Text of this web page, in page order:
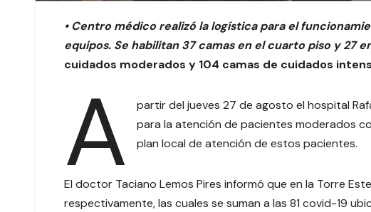
• Centro médico realizó la logística para el
equipos. Se habilitan 37 camas en el cuarto piso y 27
cuidados moderados y 104 camas de cuidados
A
partir del jueves 27 de agosto el hospital
para la atención de pacientes moderados
plan local de atención de estos pacientes.
El doctor Taciano Lemos Pires informó que en la Torre
respectivamente, las cuales se suman a las 81 covid-19